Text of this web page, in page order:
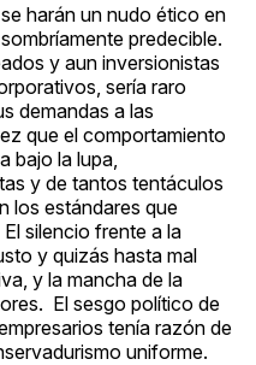
harán un nudo ético en
predecible.
y aun inversionistas
sería raro
demandas a las
que el comportamiento
bajo la lupa,
y de tantos tentáculos
los estándares que
silencio frente a la
y quizás hasta mal
y la mancha de la
El sesgo político de
tenía razón de
uniforme.